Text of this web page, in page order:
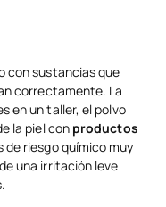
con sustancias que
correctamente. La
en un taller, el polvo
la piel con productos
riesgo químico muy
una irritación leve